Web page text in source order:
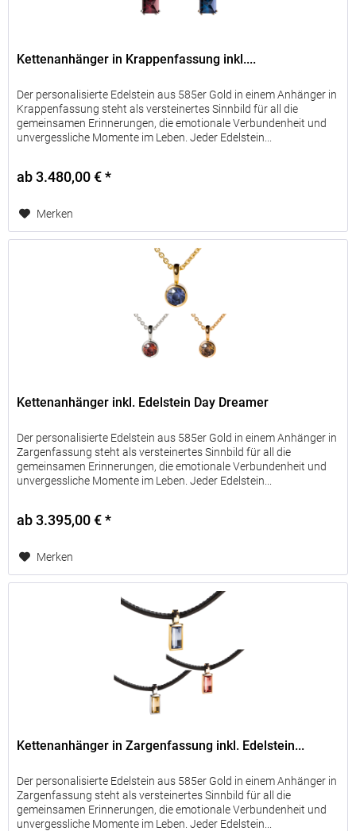
Kettenanhänger in Krappenfassung inkl....
Der personalisierte Edelstein aus 585er Gold in einem Anhänger in
Krappenfassung steht als versteinertes Sinnbild für all die
gemeinsamen Erinnerungen, die emotionale Verbundenheit und
unvergessliche Momente im Leben. Jeder Edelstein...
ab 3.480,00 € *
Merken
Kettenanhänger inkl. Edelstein Day Dreamer
Der personalisierte Edelstein aus 585er Gold in einem Anhänger in
Zargenfassung steht als versteinertes Sinnbild für all die
gemeinsamen Erinnerungen, die emotionale Verbundenheit und
unvergessliche Momente im Leben. Jeder Edelstein...
ab 3.395,00 € *
Merken
Kettenanhänger in Zargenfassung inkl. Edelstein...
Der personalisierte Edelstein aus 585er Gold in einem Anhänger in
Zargenfassung steht als versteinertes Sinnbild für all die
gemeinsamen Erinnerungen, die emotionale Verbundenheit und
unvergessliche Momente im Leben. Jeder Edelstein...